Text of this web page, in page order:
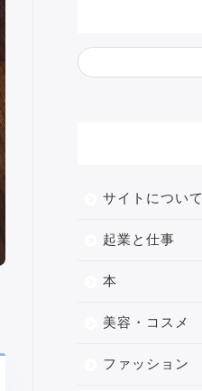
サイトについて
起業と仕事
本
美容・コスメ
ファッション